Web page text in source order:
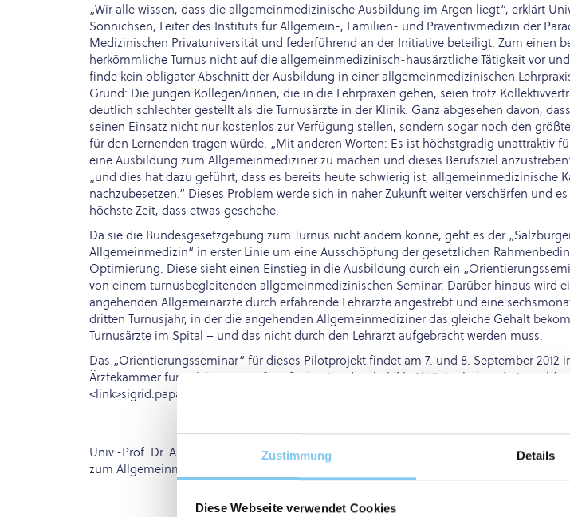
Zustimmung Details
Diese Webseite verwendet Cookies
„Wir alle wissen, dass die allgemeinmedizinische Ausbildung im Argen liegt“, erklärt
Sönnichsen, Leiter des Instituts für Allgemein-, Familien- und Präventivmedizin der
Medizinischen Privatuniversität und federführend an der Initiative beteiligt. Zum einen
herkömmliche Turnus nicht auf die allgemeinmedizinisch-hausärztliche Tätigkeit vor
finde kein obligater Abschnitt der Ausbildung in einer allgemeinmedizinischen
Grund: Die jungen Kollegen/innen, die in die Lehrpraxen gehen, seien trotz
deutlich schlechter gestellt als die Turnusärzte in der Klinik. Ganz abgesehen davon,
seinen Einsatz nicht nur kostenlos zur Verfügung stellen, sondern sogar noch den
für den Lernenden tragen würde. „Mit anderen Worten: Es ist höchstgradig unattraktiv
eine Ausbildung zum Allgemeinmediziner zu machen und dieses Berufsziel
„und dies hat dazu geführt, dass es bereits heute schwierig ist, allgemeinmedizinische
nachzubesetzen.“ Dieses Problem werde sich in naher Zukunft weiter verschärfen und
höchste Zeit, dass etwas geschehe.
Da sie die Bundesgesetzgebung zum Turnus nicht ändern könne, geht es der
Allgemeinmedizin“ in erster Linie um eine Ausschöpfung der gesetzlichen
Optimierung. Diese sieht einen Einstieg in die Ausbildung durch ein
von einem turnusbegleitenden allgemeinmedizinischen Seminar. Darüber hinaus wird
angehenden Allgemeinärzte durch erfahrende Lehrärzte angestrebt und eine
dritten Turnusjahr, in der die angehenden Allgemeinmediziner das gleiche Gehalt
Turnusärzte im Spital – und das nicht durch den Lehrarzt aufgebracht werden muss.
Das „Orientierungsseminar“ für dieses Pilotprojekt findet am 7. und 8. September 2012
Ärztekammer für Salzburg statt (hier finden Sie die <link file:1692>Einladung ).
<link>sigrid.papai@pmu.ac.at
Univ.-Prof. Dr. Andreas Sönnichsen: "Es ist höchstgradig unattraktiv für den Nachwuchs,
zum Allgemeinmediziner zu machen und dieses Berufsziel anzustreben."